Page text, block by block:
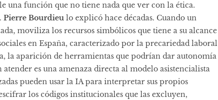
una función que no tiene nada que ver con la ética.
. Pierre Bourdieu lo explicó hace décadas. Cuando un
moviliza los recursos simbólicos que tiene a su alcance
en España, caracterizado por la precariedad laboral
la aparición de herramientas que podrían dar autonomía
es una amenaza directa al modelo asistencialista
pueden usar la IA para interpretar sus propios
los códigos institucionales que las excluyen,